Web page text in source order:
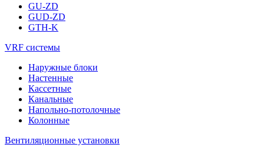
GU-ZD
GUD-ZD
GTH-K
VRF системы
Наружные блоки
Настенные
Кассетные
Канальные
Напольно-потолочные
Колонные
Вентиляционные установки